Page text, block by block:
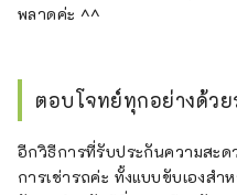
พลาดค่ะ ^^
ตอบโจทย์ทุกอย่างด้วย
อีกวิธีการที่รับประกันความสะ
การเช่ารถค่ะ ทั้งแบบขับเองส